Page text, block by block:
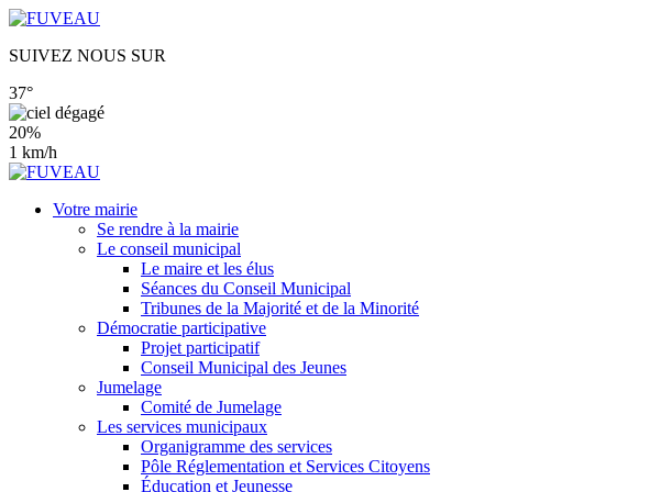
SUIVEZ NOUS SUR
37°
20%
1 km/h
Votre mairie
Se rendre à la mairie
Le conseil municipal
Le maire et les élus
Séances du Conseil Municipal
Tribunes de la Majorité et de la Minorité
Démocratie participative
Projet participatif
Conseil Municipal des Jeunes
Jumelage
Comité de Jumelage
Les services municipaux
Organigramme des services
Pôle Réglementation et Services Citoyens
Éducation et Jeunesse